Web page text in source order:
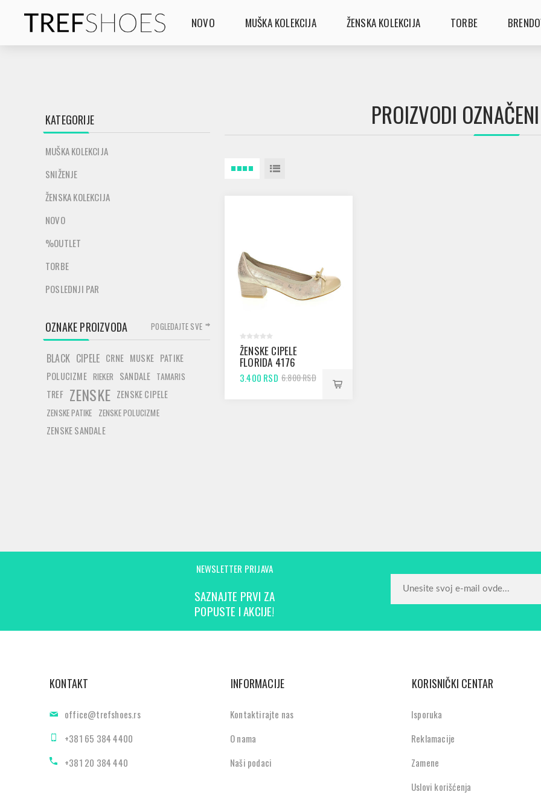
NOVO MUŠKA KOLEKCIJA ŽENSKA KOLEKCIJA TORBE
PROIZVODI
ŽENSKE CIPELE
FLORIDA 4176
ZLATNA
3.400 RSD 6.800 RSD
KATEGORIJE
MUŠKA KOLEKCIJA
SNIŽENJE
ŽENSKA KOLEKCIJA
NOVO
%OUTLET
TORBE
POSLEDNJI PAR
OZNAKE PROIZVODA
BLACK CIPELE CRNE MUSKE PATIKE
POLUCIZME RIEKER SANDALE TAMARIS
TREF ZENSKE ZENSKE CIPELE
ZENSKE PATIKE ZENSKE POLUCIZME
ZENSKE SANDALE
POGLEDAJTE SVE
NEWSLETTER PRIJAVA
SAZNAJTE PRVI ZA
POPUSTE I AKCIJE!
KONTAKT
office@trefshoes.rs
+381 65 384 4400
+381 20 384 440
INFORMACIJE
Kontaktirajte nas
O nama
Naši podaci
KORISNIČKI CENTAR
Isporuka
Reklamacije
Zamene
Uslovi korišćenja